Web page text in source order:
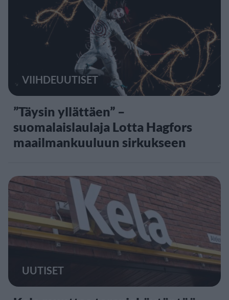
VIIHDEUUTISET
”Täysin yllättäen” –
suomalaislaulaja Lotta Hagfors
maailmankuuluun sirkukseen
UUTISET